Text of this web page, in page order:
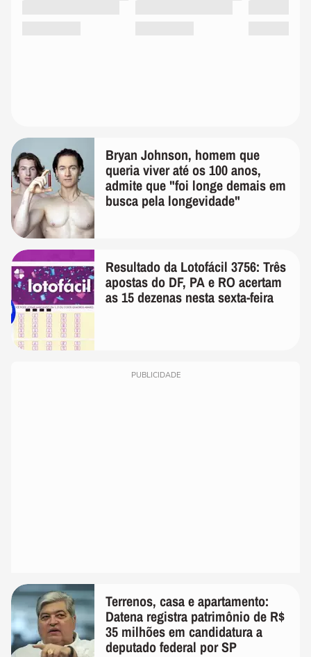
Bryan Johnson, homem que
queria viver até os 100 anos,
admite que "foi longe demais em
busca pela longevidade"
Resultado da Lotofácil 3756: Três
apostas do DF, PA e RO acertam
as 15 dezenas nesta sexta-feira
PUBLICIDADE
Terrenos, casa e apartamento:
Datena registra patrimônio de R$
35 milhões em candidatura a
deputado federal por SP